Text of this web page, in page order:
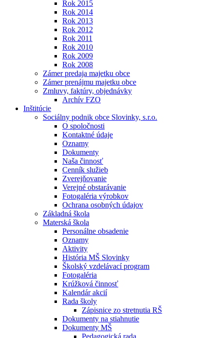
Rok 2015
Rok 2014
Rok 2013
Rok 2012
Rok 2011
Rok 2010
Rok 2009
Rok 2008
Zámer predaja majetku obce
Zámer prenájmu majetku obce
Zmluvy, faktúry, objednávky
Archív FZO
Inštitúcie
Sociálny podnik obce Slovinky, s.r.o.
O spoločnosti
Kontaktné údaje
Oznamy
Dokumenty
Naša činnosť
Cenník služieb
Zverejňovanie
Verejné obstarávanie
Fotogaléria výrobkov
Ochrana osobných údajov
Základná škola
Materská škola
Personálne obsadenie
Oznamy
Aktivity
História MŠ Slovinky
Školský vzdelávací program
Fotogaléria
Krúžková činnosť
Kalendár akcií
Rada školy
Zápisnice zo stretnutia RŠ
Dokumenty na stiahnutie
Dokumenty MŠ
Pedagogická rada